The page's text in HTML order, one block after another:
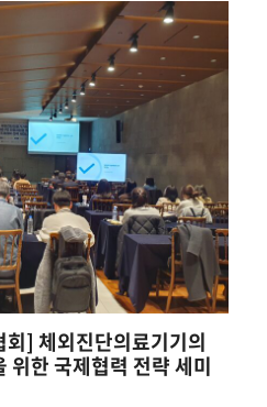
] 체외진단의료기기의
한 국제협력 전략 세미